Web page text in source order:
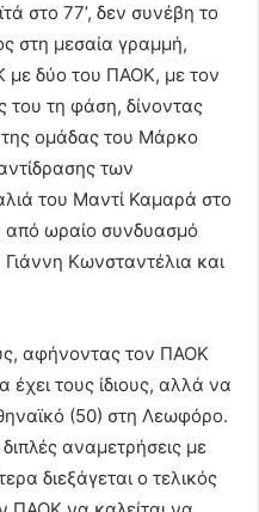
στο 77’, δεν συνέβη το
στη μεσαία γραμμή,
με δύο του ΠΑΟΚ, με τον
του τη φάση, δίνοντας
της ομάδας του Μάρκο
των
του Μαντί Καμαρά στο
από ωραίο συνδυασμό
Κωνσταντέλια και
αφήνοντας τον ΠΑΟΚ
τους ίδιους, αλλά να
(50) στη Λεωφόρο.
αναμετρήσεις με
διεξάγεται ο τελικός